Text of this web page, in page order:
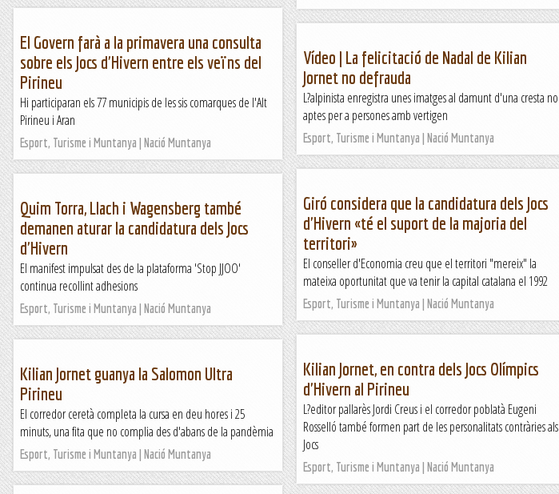
El Govern farà a la primavera una consulta
sobre els Jocs d'Hivern entre els veïns del
Pirineu
Hi participaran els 77 municipis de les sis comarques de l'Alt
Pirineu i Aran
Esport, Turisme i Muntanya | Nació Muntanya
Vídeo | La felicitació de Nadal de Kilian
Jornet no defrauda
L?alpinista enregistra unes imatges al damunt d'una cresta no
aptes per a persones amb vertigen
Esport, Turisme i Muntanya | Nació Muntanya
Giró considera que la candidatura dels Jocs
d'Hivern «té el suport de la majoria del
territori»
El conseller d'Economia creu que el territori "mereix" la
mateixa oportunitat que va tenir la capital catalana el 1992
Esport, Turisme i Muntanya | Nació Muntanya
Quim Torra, Llach i Wagensberg també
demanen aturar la candidatura dels Jocs
d'Hivern
El manifest impulsat des de la plataforma 'Stop JJOO'
continua recollint adhesions
Esport, Turisme i Muntanya | Nació Muntanya
Kilian Jornet, en contra dels Jocs Olímpics
d'Hivern al Pirineu
L?editor pallarès Jordi Creus i el corredor poblatà Eugeni
Rosselló també formen part de les personalitats contràries als
Jocs
Esport, Turisme i Muntanya | Nació Muntanya
Kilian Jornet guanya la Salomon Ultra
Pirineu
El corredor ceretà completa la cursa en deu hores i 25
minuts, una fita que no complia des d'abans de la pandèmia
Esport, Turisme i Muntanya | Nació Muntanya